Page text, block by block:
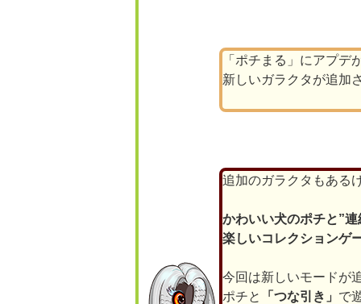
「ポチまる」にアプデ
新しいガラクタが追加
追加のガラクタもある
かわいい犬のポチと”
楽しいコレクションゲ
今回は新しいモードが
ポチと
「つな引き」 で